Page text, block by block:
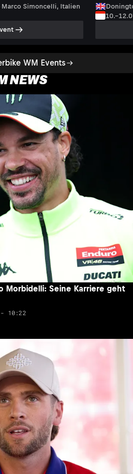
WM Events
Simoncelli, Italien
NEWS
Morbidelli: Seine Karriere geht
10:22